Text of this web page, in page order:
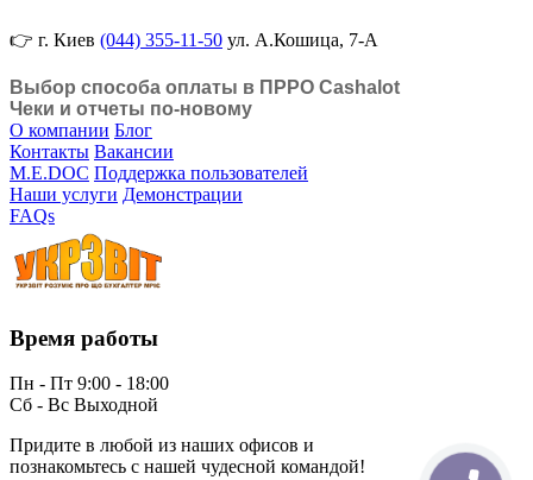
👉 г. Киев (044) 355-11-50 ул. А.Кошица, 7-А
Выбор способа оплаты в ПРРО Cashalot
Чеки и отчеты по-новому
О компании Блог
Контакты Вакансии
M.E.DOC Поддержка пользователей
Наши услуги Демонстрации
FAQs
Время работы
Пн - Пт 9:00 - 18:00
Сб - Вс Выходной
Придите в любой из наших офисов и
познакомьтесь с нашей чудесной командой!